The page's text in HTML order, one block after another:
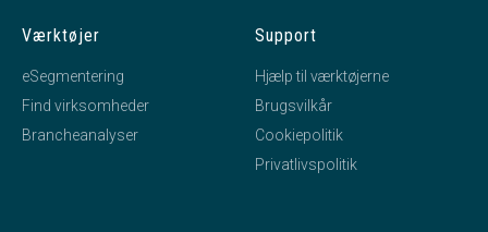
Værktøjer
eSegmentering
Find virksomheder
Brancheanalyser
Support
Hjælp til værktøjerne
Brugsvilkår
Cookiepolitik
Privatlivspolitik